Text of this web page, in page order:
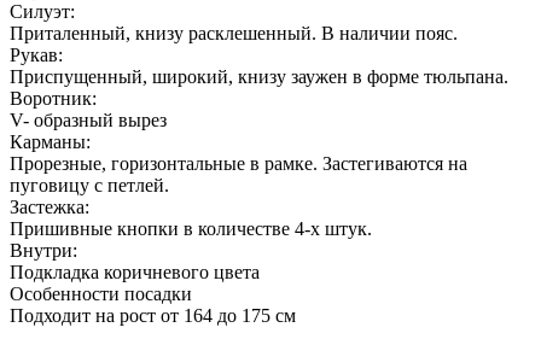
Силуэт:
Приталенный, книзу расклешенный. В наличии пояс.
Рукав:
Приспущенный, широкий, книзу заужен в форме тюльпана.
Воротник:
V- образный вырез
Карманы:
Прорезные, горизонтальные в рамке. Застегиваются на
пуговицу с петлей.
Застежка:
Пришивные кнопки в количестве 4-х штук.
Внутри:
Подкладка коричневого цвета
Особенности посадки
Подходит на рост от 164 до 175 см